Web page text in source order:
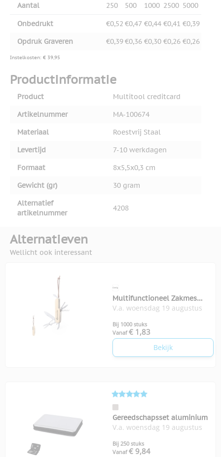
Aantal 250 500 1000 2500 5000
Onbedrukt €0,52 €0,47 €0,44 €0,41 €0,39
Opdruk Graveren
€0,39€0,36 €0,30 €0,26 €0,26
Instelkosten: € 39,95
Productinformatie
Product
Multitool creditcard
Artikelnummer
MA-100674
Materiaal
Roestvrij Staal
Levertijd
7-10 werkdagen
Formaat
8x5,5x0,3 cm
Gewicht (gr)
30 gram
Alternatief
artikelnummer
4208
Alternatieven
Wellicht ook interessant
Multifunctioneel Zakmes
Titan
V.a. woensdag 19 augustus
Bij 1000 stuks
Vanaf € 1,83
Bekijk
Gereedschapsset aluminium
V.a. woensdag 19 augustus
Bij 250 stuks
Vanaf € 9,84